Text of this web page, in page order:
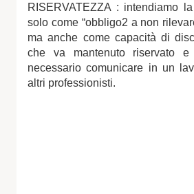
RISERVATEZZA : intendiamo
solo come “obbligo2 a non
ma anche come capacità di
che va mantenuto riservato
necessario comunicare in un
altri professionisti.